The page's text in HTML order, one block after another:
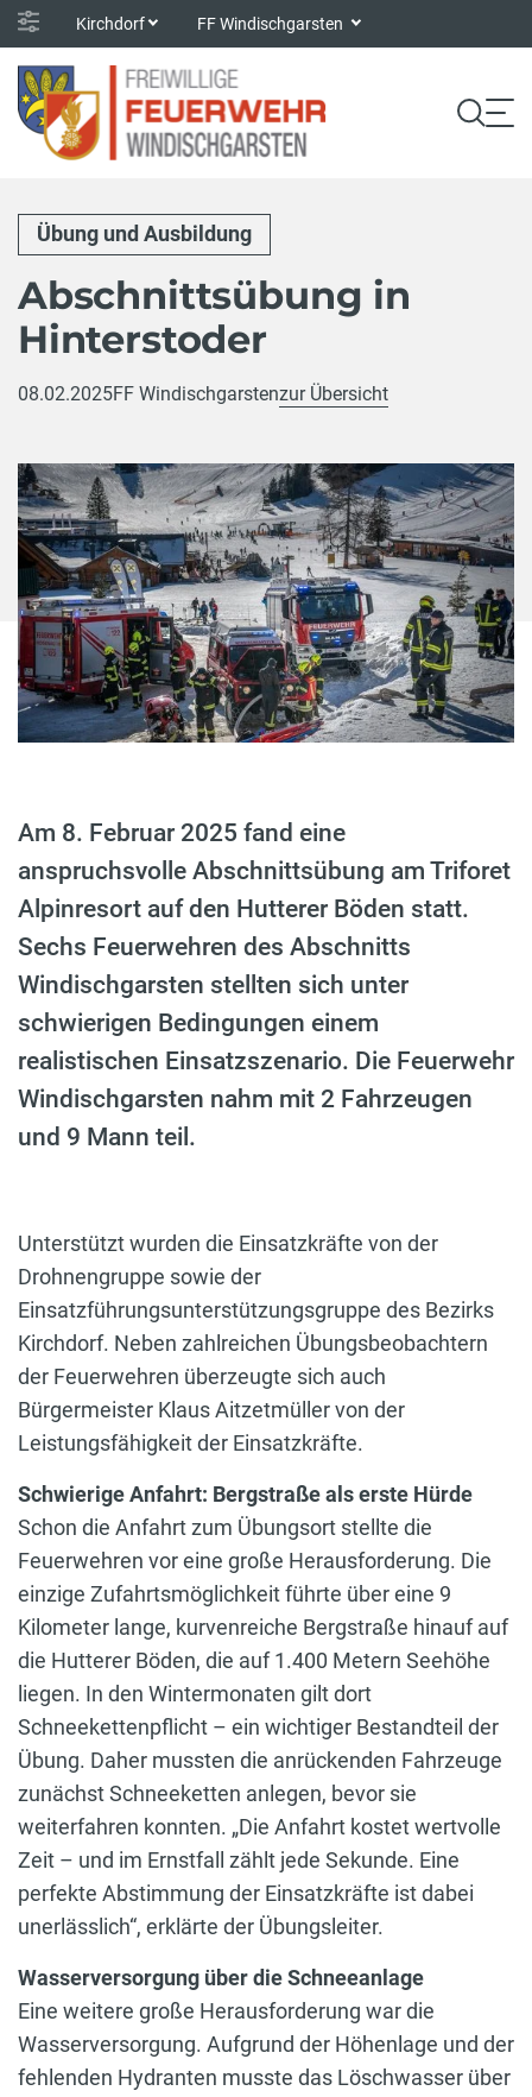
Kirchdorf FF Windischgarsten
Übung und Ausbildung
Abschnittsübung in
Hinterstoder
08.02.2025FF Windischgarstenzur Übersicht
Am 8. Februar 2025 fand eine
anspruchsvolle Abschnittsübung am Triforet
Alpinresort auf den Hutterer Böden statt.
Sechs Feuerwehren des Abschnitts
Windischgarsten stellten sich unter
schwierigen Bedingungen einem
realistischen Einsatzszenario. Die Feuerwehr
Windischgarsten nahm mit 2 Fahrzeugen
und 9 Mann teil.
Unterstützt wurden die Einsatzkräfte von der
Drohnengruppe sowie der
Einsatzführungsunterstützungsgruppe des Bezirks
Kirchdorf. Neben zahlreichen Übungsbeobachtern
der Feuerwehren überzeugte sich auch
Bürgermeister Klaus Aitzetmüller von der
Leistungsfähigkeit der Einsatzkräfte.
Schwierige Anfahrt: Bergstraße als erste Hürde
Schon die Anfahrt zum Übungsort stellte die
Feuerwehren vor eine große Herausforderung. Die
einzige Zufahrtsmöglichkeit führte über eine 9
Kilometer lange, kurvenreiche Bergstraße hinauf auf
die Hutterer Böden, die auf 1.400 Metern Seehöhe
liegen. In den Wintermonaten gilt dort
Schneekettenpflicht – ein wichtiger Bestandteil der
Übung. Daher mussten die anrückenden Fahrzeuge
zunächst Schneeketten anlegen, bevor sie
weiterfahren konnten. „Die Anfahrt kostet wertvolle
Zeit – und im Ernstfall zählt jede Sekunde. Eine
perfekte Abstimmung der Einsatzkräfte ist dabei
unerlässlich“, erklärte der Übungsleiter.
Wasserversorgung über die Schneeanlage
Eine weitere große Herausforderung war die
Wasserversorgung. Aufgrund der Höhenlage und der
fehlenden Hydranten musste das Löschwasser über